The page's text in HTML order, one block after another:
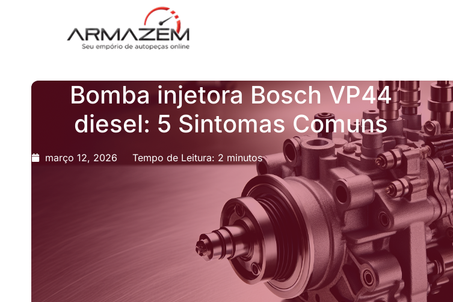
Bomba injetora Bosch VP44
diesel: 5 Sintomas Comuns
março 12, 2026 Tempo de Leitura: 2 minutos